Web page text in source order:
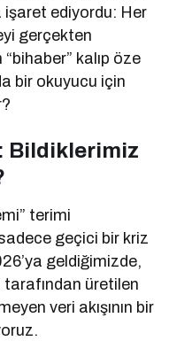
ediyordu: Her
gerçekten
kalıp öze
bir okuyucu için
Bildiklerimiz
terimi
geçici bir kriz
geldiğimizde,
üretilen
veri akışının bir